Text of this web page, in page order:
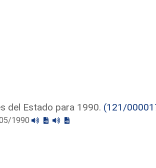
del Estado para 1990. (121/
1990